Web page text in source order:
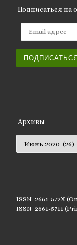
Подписаться на
ПОДПИСАТЬСЯ
Архивы
ISSN 2661-572X
ISSN 2661-5711